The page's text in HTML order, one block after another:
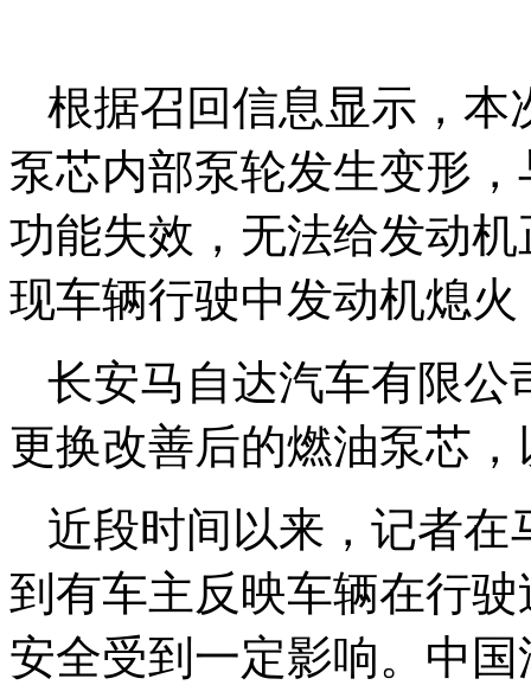
根据召回信息显示，本
泵芯内部泵轮发生变形
功能失效，无法给发动
现车辆行驶中发动机熄
长安马自达汽车有限公
更换改善后的燃油泵芯
近段时间以来，记者在
到有车主反映车辆在行
安全受到一定影响。中